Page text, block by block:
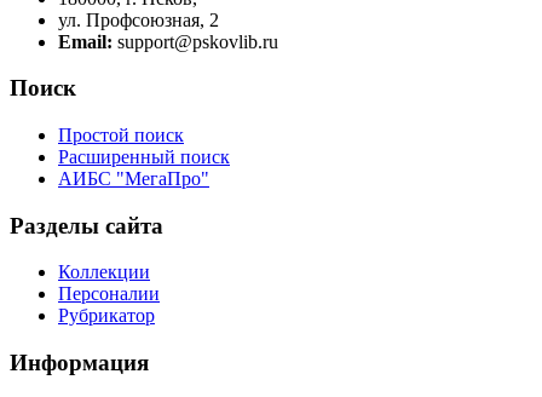
ул. Профсоюзная, 2
Email: support@pskovlib.ru
Поиск
Простой поиск
Расширенный поиск
АИБС "МегаПро"
Разделы сайта
Коллекции
Персоналии
Рубрикатор
Информация